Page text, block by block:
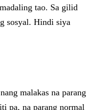
tao. Sa gilid
sosyal. Hindi siya
malakas na parang
pa, na parang normal